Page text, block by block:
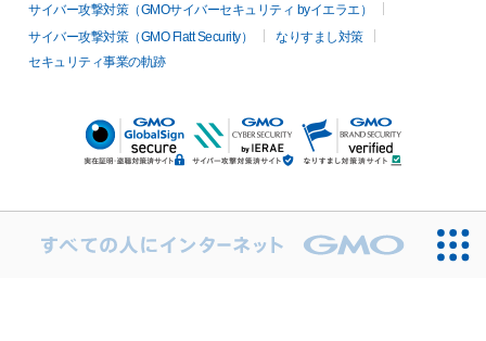
サイバー攻撃対策（GMOサイバーセキュリティ byイエラエ）
サイバー攻撃対策（GMO Flatt Security）
なりすまし対策
セキュリティ事業の軌跡